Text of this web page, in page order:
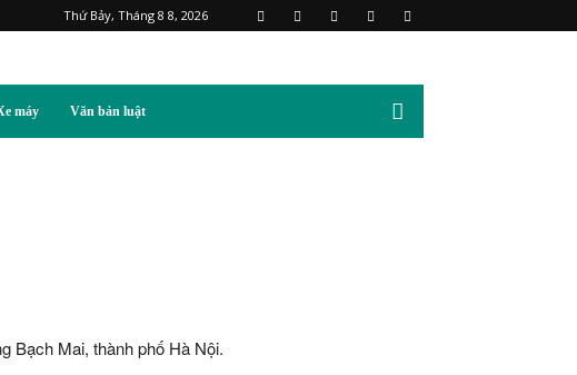
Thứ Bảy, Tháng 8 8, 2026
máy Văn bản luật
Bạch Mai, thành phố Hà Nội.